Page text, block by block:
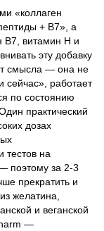
«коллаген
+ B7», а
витамин H и
эту добавку
смысла — она не
сейчас», работает
по состоянию
практический
дозах
тестов на
поэтому за 2-3
прекратить и
желатина,
и веганской
—